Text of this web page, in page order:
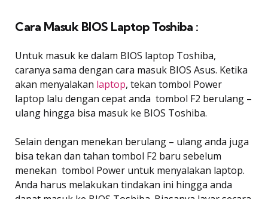
Cara Masuk BIOS Laptop Toshiba :
Untuk masuk ke dalam BIOS laptop Toshiba,
caranya sama dengan cara masuk BIOS Asus. Ketika
akan menyalakan laptop, tekan tombol Power
laptop lalu dengan cepat anda tombol F2 berulang –
ulang hingga bisa masuk ke BIOS Toshiba.
Selain dengan menekan berulang – ulang anda juga
bisa tekan dan tahan tombol F2 baru sebelum
menekan tombol Power untuk menyalakan laptop.
Anda harus melakukan tindakan ini hingga anda